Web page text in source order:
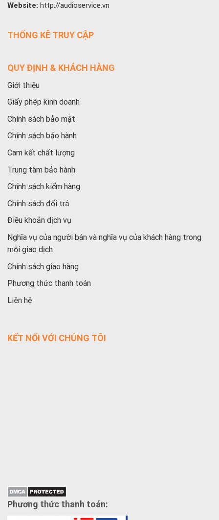
Website: http://audioservice.vn
THỐNG KÊ TRUY CẬP
QUY ĐỊNH & KHÁCH HÀNG
Giới thiệu
Giấy phép kinh doanh
Chính sách bảo mật
Chính sách bảo hành
Cam kết chất lượng
Trung tâm bảo hành
Chính sách kiểm hàng
Chính sách đổi trả
Điều khoản dịch vụ
Nghĩa vụ của người bán và nghĩa vụ của khách hàng trong
mỗi giao dịch
Chính sách giao hàng
Phương thức thanh toán
Liên hệ
KẾT NỐI VỚI CHÚNG TÔI
Phương thức thanh toán: